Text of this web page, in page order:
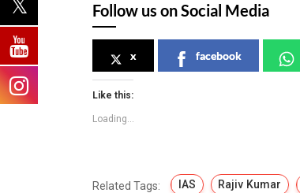
Follow us on Social Media
x facebook
Like this:
Loading...
Related Tags: IAS Rajiv Kumar